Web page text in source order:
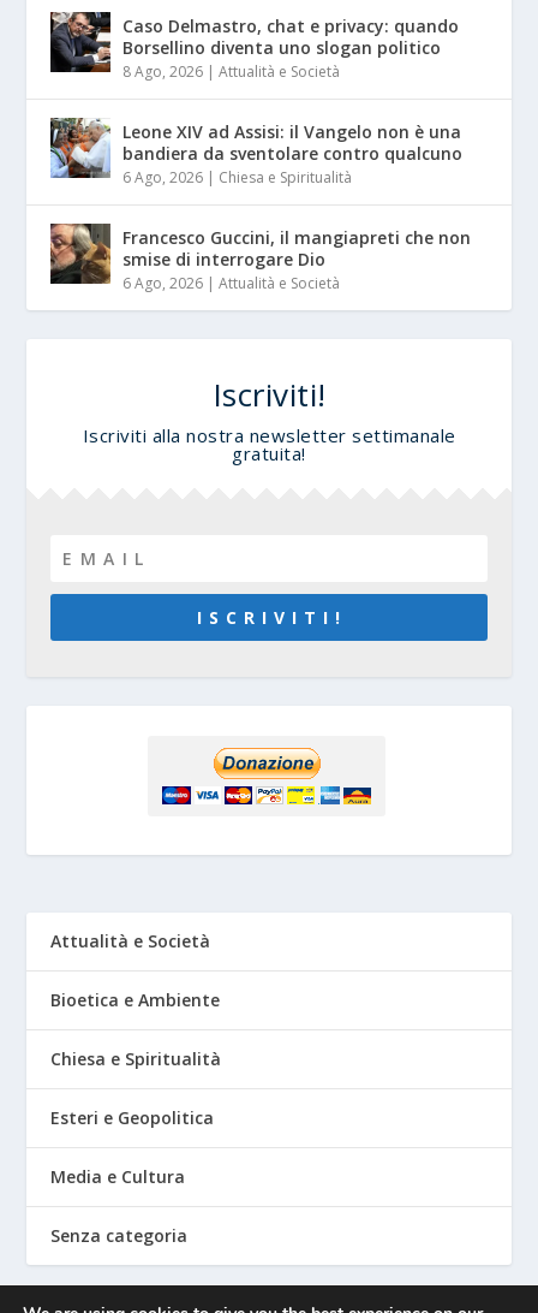
Caso Delmastro, chat e privacy: quando
Borsellino diventa uno slogan politico
8 Ago, 2026 |Attualità e Società
Leone XIV ad Assisi: il Vangelo non è una
bandiera da sventolare contro qualcuno
6 Ago, 2026 | Chiesa e Spiritualità
Francesco Guccini, il mangiapreti che non
smise di interrogare Dio
6 Ago, 2026 |Attualità e Società
Iscriviti!
Iscriviti alla nostra newsletter settimanale
gratuita!
I S C R I V I T I !
Attualità e Società
Bioetica e Ambiente
Chiesa e Spiritualità
Esteri e Geopolitica
Media e Cultura
Senza categoria